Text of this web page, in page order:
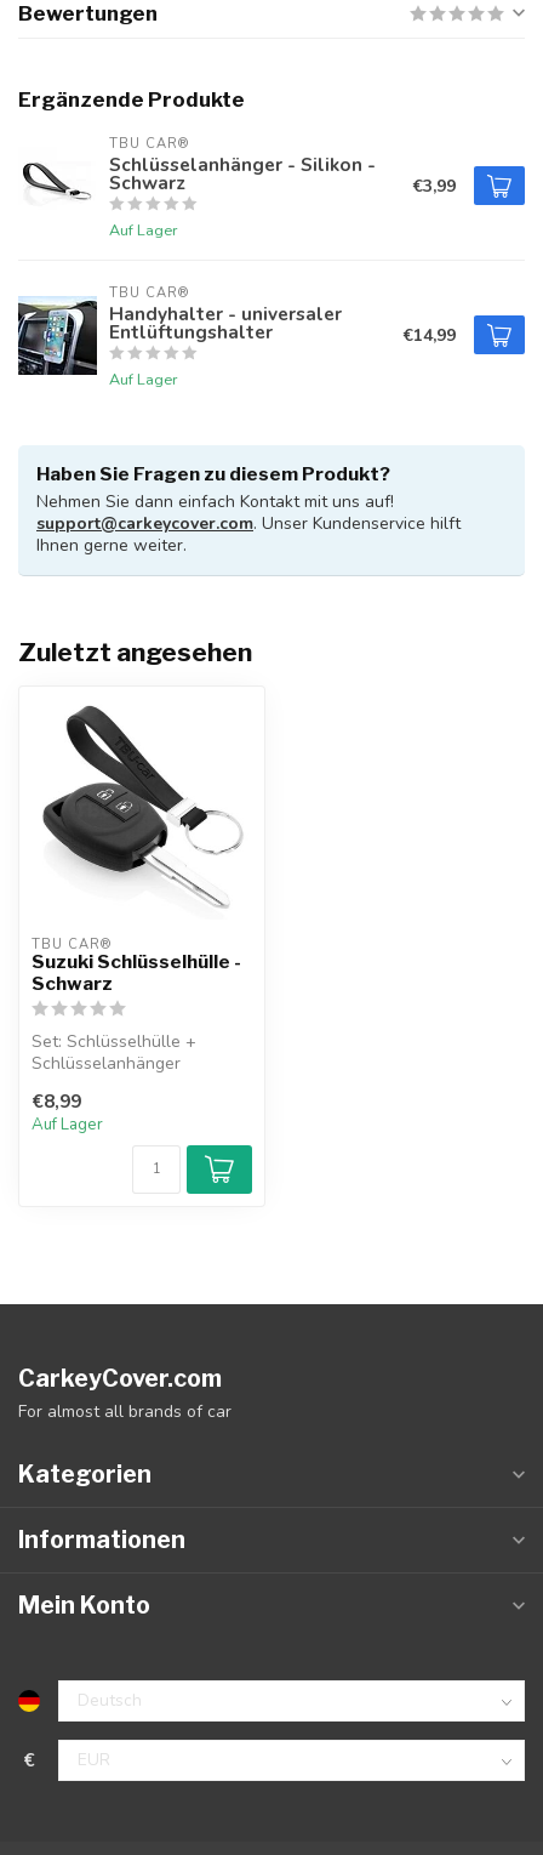
Bewertungen
Ergänzende Produkte
TBU CAR®
Schlüsselanhänger - Silikon -
Schwarz
Auf Lager
€3,99
TBU CAR®
Handyhalter - universaler
Entlüftungshalter
Auf Lager
€14,99
Haben Sie Fragen zu diesem Produkt?
Nehmen Sie dann einfach Kontakt mit uns auf!
support@carkeycover.com. Unser Kundenservice hilft
Ihnen gerne weiter.
Zuletzt angesehen
TBU CAR®
Suzuki Schlüsselhülle -
Schwarz
Set: Schlüsselhülle +
Schlüsselanhänger
€8,99
Auf Lager
CarkeyCover.com
For almost all brands of car
Kategorien
Informationen
Mein Konto
€